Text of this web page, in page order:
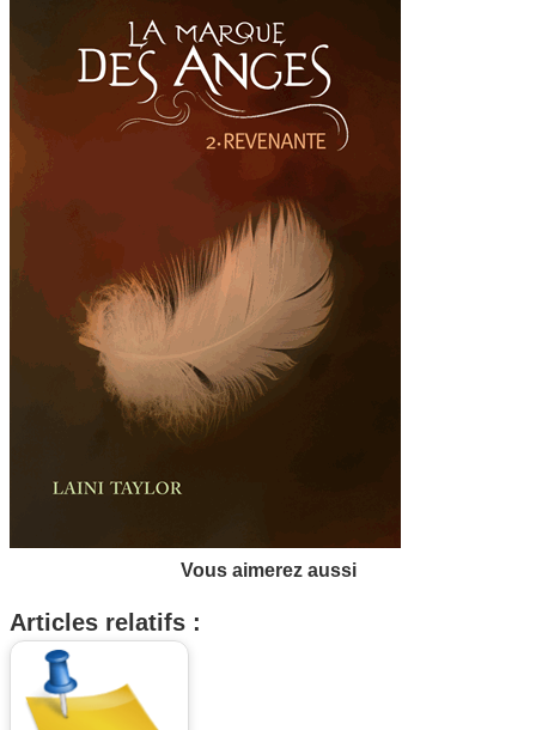
Vous aimerez aussi
Articles relatifs :